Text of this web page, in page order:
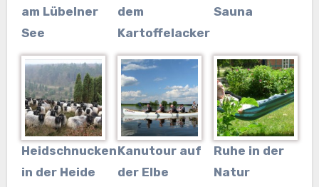
am Lübelner
See
dem
Kartoffelacker
Sauna
Heidschnucken
in der Heide
Kanutour auf
der Elbe
Ruhe in der
Natur